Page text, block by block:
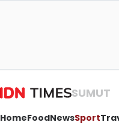
SUMUT
HomeFoodNewsSport